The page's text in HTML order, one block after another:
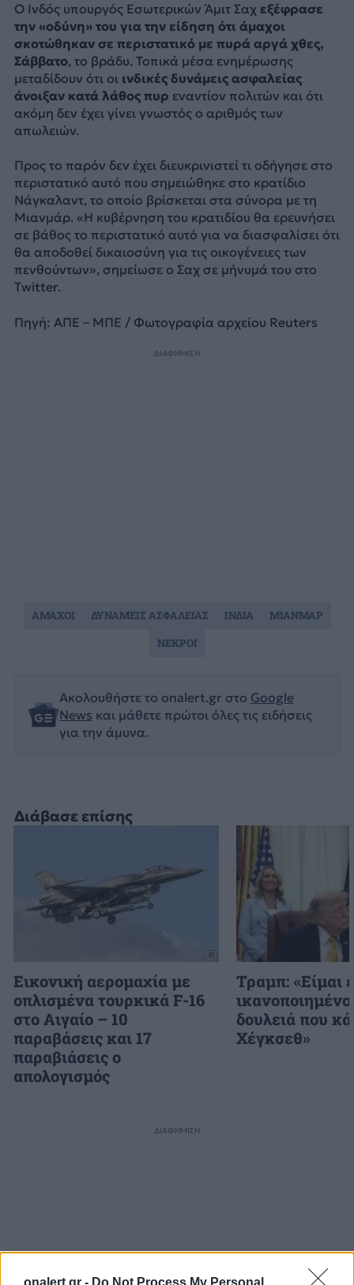
onalert.gr - Do Not Process My Personal
Διάβασε επίσης
Εικονική αερομαχία με
οπλισμένα τουρκικά F-16
στο Αιγαίο – 10
παραβάσεις και 17
παραβιάσεις ο
απολογισμός
Τραμπ: «Είμαι
δουλειά που
Χέγκσεθ»
Ο Ινδός υπουργός Εσωτερικών Άμιτ Σαχ εξέφρασε
την «οδύνη» του για την είδηση ότι άμαχοι
σκοτώθηκαν σε περιστατικό με πυρά αργά χθες,
Σάββατο, το βράδυ. Τοπικά μέσα ενημέρωσης
μεταδίδουν ότι οιινδικές δυνάμεις ασφαλείας
άνοιξαν κατά λάθος πυρ εναντίον πολιτών και ότι
ακόμη δεν έχει γίνει γνωστός ο αριθμός των
απωλειών.
Προς το παρόν δεν έχει διευκρινιστεί τι οδήγησε στο
περιστατικό αυτό που σημειώθηκε στο κρατίδιο
Νάγκαλαντ, το οποίο βρίσκεται στα σύνορα με τη
Μιανμάρ. «Η κυβέρνηση του κρατιδίου θα ερευνήσει
σε βάθος το περιστατικό αυτό για να διασφαλίσει ότι
θα αποδοθεί δικαιοσύνη για τις οικογένειες των
πενθούντων», σημείωσε ο Σαχ σε μήνυμά του στο
Twitter.
Πηγή: ΑΠΕ – ΜΠΕ / Φωτογραφία αρχείου Reuters
ΔΙΑΦΗΜΙΣΗ
Ακολουθήστε το onalert.gr στο Google
News και μάθετε πρώτοι όλες τις ειδήσεις
για την άμυνα.
ΑΜΑΧΟΙ ΔΥΝΑΜΕΙΣ ΑΣΦΑΛΕΙΑΣ ΙΝΔΙΑ
ΜΙΑΝΜΑΡ
ΝΕΚΡΟΙ
ΔΙΑΦΗΜΙΣΗ